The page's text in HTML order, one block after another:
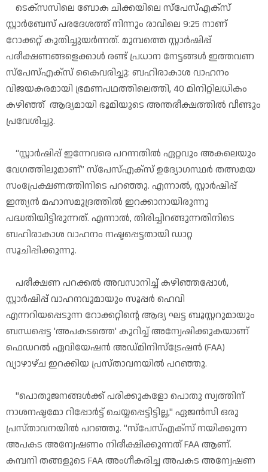
ടെക്സസിലെ ബോക ചിക്കയിലെ സ്‌പേസ്എക്‌സ്
സ്റ്റാർബേസ് പരദേശത്ത് നിന്നും രാവിലെ 9:25 നാണ്
റോക്കറ്റ് കുതിച്ചുയർന്നത്. മുമ്പത്തെ സ്റ്റാർഷിപ്പ്
പരീക്ഷണങ്ങളെക്കാൾ രണ്ട് പ്രധാന നേട്ടങ്ങൾ ഇത്തവണ
സ്പേസ്എക്‌സ് കൈവരിച്ചു: ബഹിരാകാശ വാഹനം
വിജയകരമായി ഭ്രമണപഥത്തിലെത്തി, 40 മിനിറ്റിലധികം
കഴിഞ്ഞ് ആദ്യമായി ഭൂമിയുടെ അന്തരീക്ഷത്തിൽ വീണ്ടും
പ്രവേശിച്ചു.
“സ്റ്റാർഷിപ്പ് ഇന്നേവരെ പറന്നതിൽ ഏറ്റവും അകലെയും
വേഗത്തിലുമാണ്” സ്‌പേസ്എക്‌സ് ഉദ്യോഗസ്ഥർ തത്സമയ
സംപ്രേക്ഷണത്തിനിടെ പറഞ്ഞു. എന്നാൽ, സ്റ്റാർഷിപ്പ്
ഇന്ത്യൻ മഹാസമുദ്രത്തിൽ ഇറക്കാനായിരുന്നു
പദ്ധതിയിട്ടിരുന്നത്. എന്നാൽ, തിരിച്ചിറങ്ങുന്നതിനിടെ
ബഹിരാകാശ വാഹനം നഷ്ടപ്പെട്ടതായി ഡാറ്റ
സൂചിപ്പിക്കുന്നു.
പരീക്ഷണ പറക്കൽ അവസാനിച്ച് കഴിഞ്ഞപ്പോൾ,
സ്റ്റാർഷിപ്പ് വാഹനവുമായും സൂപ്പർ ഹെവി
എന്നറിയപ്പെടുന്ന റോക്കറ്റിന്റെ ആദ്യ ഘട്ട ബൂസ്റ്ററുമായും
ബന്ധപ്പെട്ട 'അപകടത്തെ' കുറിച്ച് അന്വേഷിക്കുകയാണ്
ഫെഡറൽ ഏവിയേഷൻ അഡ്മിനിസ്‌ട്രേഷൻ (FAA)
വ്യാഴാഴ്ച ഇറക്കിയ പ്രസ്താവനയിൽ പറഞ്ഞു.
"പൊതുജനങ്ങൾക്ക് പരിക്കുകളോ പൊതു സ്വത്തിന്
നാശനഷ്ടമോ റിപ്പോർട്ട് ചെയ്യപ്പെട്ടിട്ടില്ല," ഏജൻസി ഒരു
പ്രസ്താവനയിൽ പറഞ്ഞു. "സ്‌പേസ്‌എക്‌സ് നയിക്കുന്ന
അപകട അന്വേഷണം നിരീക്ഷിക്കുന്നത് FAA ആണ്.
കമ്പനി തങ്ങളുടെ FAA അംഗീകരിച്ച അപകട അന്വേഷണ